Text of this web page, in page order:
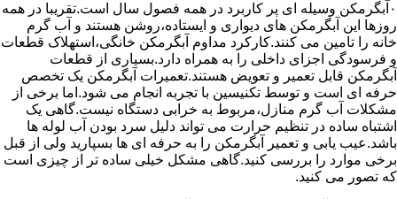
۰آبگرمکن وسیله ای پر کاربرد در همه فصول سال است.تقریبا در همه
روزها این آبگرمکن های دیواری و ایستاده،روشن هستند و آب گرم
خانه را تامین می کنند.کارکرد مداوم آبگرمکن خانگی،استهلاک قطعات
و فرسودگی اجزای داخلی را به همراه دارد.بسیاری از قطعات
آبگرمکن قابل تعمیر و تعویض هستند.تعمیرات آبگرمکن یک تخصص
حرفه ای است و توسط تکنیسین با تجربه انجام می شود.اما برخی از
مشکلات آب گرم منازل،مربوط به خرابی دستگاه نیست.گاهی یک
اشتباه ساده در تنظیم حرارت می تواند دلیل سرد بودن آب لوله ها
باشد.عیب یابی و تعمیر آبگرمکن را به حرفه ای ها بسپارید ولی از قبل
برخی موارد را بررسی کنید.گاهی مشکل خیلی ساده تر از چیزی است
که تصور می کنید.